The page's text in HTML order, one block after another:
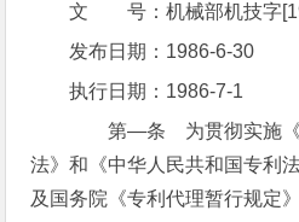
文 号：机械部机技字
发布日期：1986-6-30
执行日期：1986-7-1
第—条 为贯彻实施《
法》和《中华人民共和国专利
及国务院《专利代理暂行规定